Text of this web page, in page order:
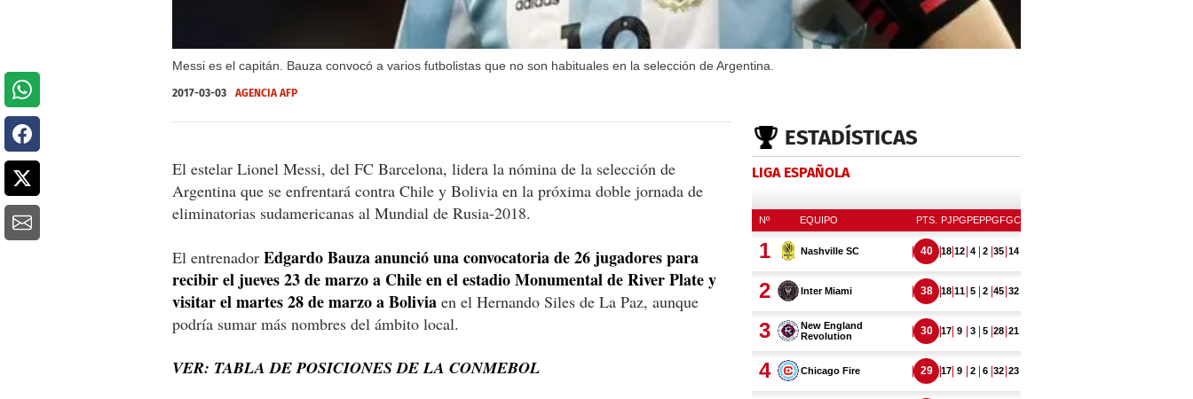
Messi es el capitán. Bauza convocó a varios futbolistas que no son habituales en la selección de Argentina.
2017-03-03 AGENCIA AFP
El estelar Lionel Messi, del FC Barcelona, lidera la nómina de la selección de
Argentina que se enfrentará contra Chile y Bolivia en la próxima doble jornada de
eliminatorias sudamericanas al Mundial de Rusia-2018.
El entrenador Edgardo Bauza anunció una convocatoria de 26 jugadores para
recibir el jueves 23 de marzo a Chile en el estadio Monumental de River Plate y
visitar el martes 28 de marzo a Bolivia en el Hernando Siles de La Paz, aunque
podría sumar más nombres del ámbito local.
VER: TABLA DE POSICIONES DE LA CONMEBOL
ESTADÍSTICAS
LIGA ESPAÑOLA